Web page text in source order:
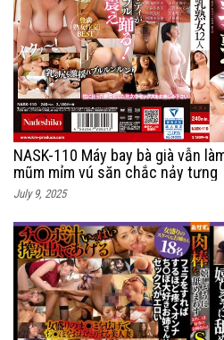
NASK-110 Máy bay bà già vẫn
mũm mỉm vú săn chắc nảy tưng
July 9, 2025